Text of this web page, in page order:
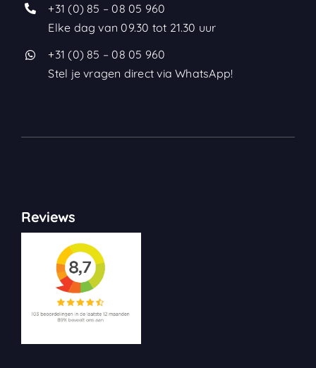
+31 (0) 85 – 08 05 960
Elke dag van 09.30 tot 21.30 uur
+31 (0) 85 – 08 05 960
Stel je vragen direct via WhatsApp!
Reviews